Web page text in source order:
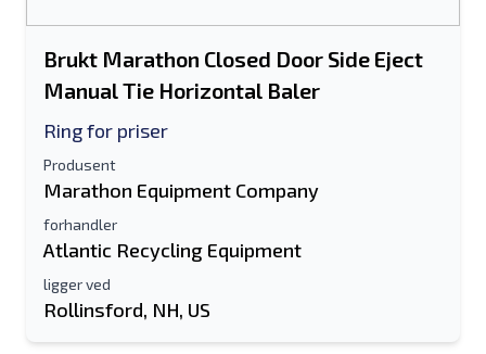
Brukt Marathon Closed Door Side Eject
Manual Tie Horizontal Baler
Ring for priser
Produsent
Marathon Equipment Company
forhandler
Atlantic Recycling Equipment
ligger ved
Rollinsford, NH, US